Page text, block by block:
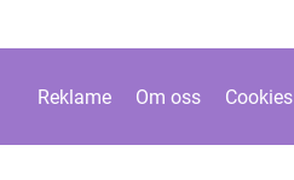
Reklame Om oss Cookies